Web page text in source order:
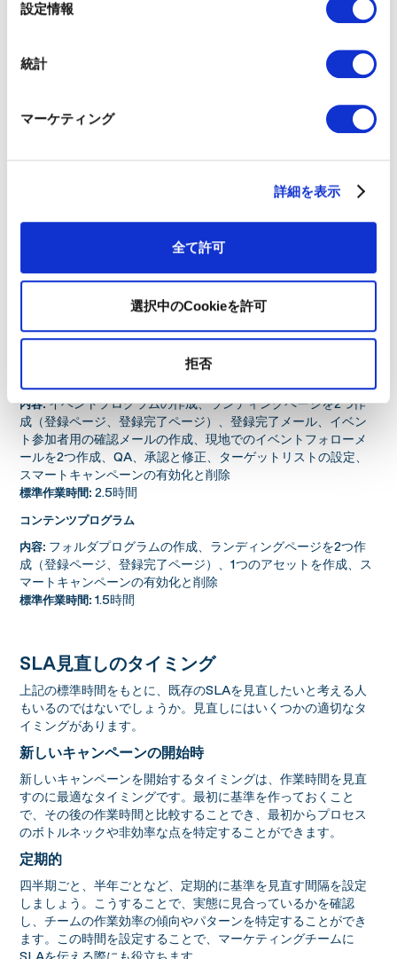
設定情報
統計
マーケティング
詳細を表示
全て許可
選択中のCookieを許可
拒否
ウェビナープログラム
ウェビナープログラムの作成、ランディングページを3つ
作成（登録ページ、登録完了ページ、オンデマンドページ）、
登録完了メール、消費レポートの作成、リマインダーメールを2
ートキャンペーンの有効化と削除
リストインポート
プログラムの作成、提供されたリストの管理、リストのア
標準作業時間:45分
内容:エンゲージメントプログラムの作成、各メールのためのテ
ンプレートプログラムの作成、各メールの作成、スマートキャ
ンペーンの作成、ターゲットリストの設定、プログラムの有効
化（オーディエンスの観測を含む）
内容:イベントプログラムの作成、ランディングページを2つ作
成（登録ページ、登録完了ページ）、登録完了メール、イベン
ト参加者用の確認メールの作成、現地でのイベントフォローメ
ールを2つ作成、QA、承認と修正、ターゲットリストの設定、
スマートキャンペーンの有効化と削除
標準作業時間: 2.5時間
コンテンツプログラム
内容: フォルダプログラムの作成、ランディングページを2つ作
成（登録ページ、登録完了ページ）、1つのアセットを作成、ス
マートキャンペーンの有効化と削除
標準作業時間: 1.5時間
SLA見直しのタイミング
上記の標準時間をもとに、既存のSLAを見直したいと考える人
もいるのではないでしょうか。見直しにはいくつかの適切なタ
イミングがあります。
新しいキャンペーンの開始時
新しいキャンペーンを開始するタイミングは、作業時間を見直
すのに最適なタイミングです。最初に基準を作っておくこと
で、その後の作業時間と比較することでき、最初からプロセス
のボトルネックや非効率な点を特定することができます。
定期的
四半期ごと、半年ごとなど、定期的に基準を見直す間隔を設定
しましょう。こうすることで、実態に見合っているかを確認
し、チームの作業効率の傾向やパターンを特定することができ
ます。この時間を設定することで、マーケティングチームに